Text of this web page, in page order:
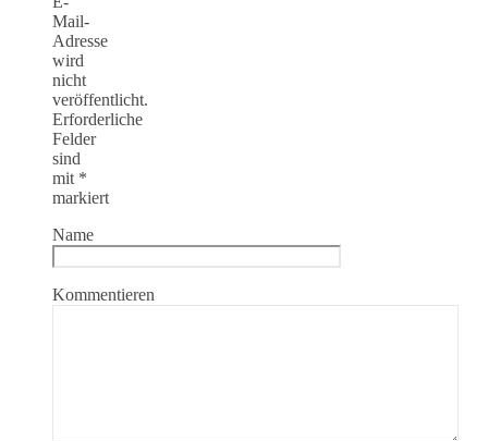
Mail-
Adresse
wird
nicht
veröffentlicht.
Erforderliche
Felder
sind
mit *
markiert
Name
Kommentieren